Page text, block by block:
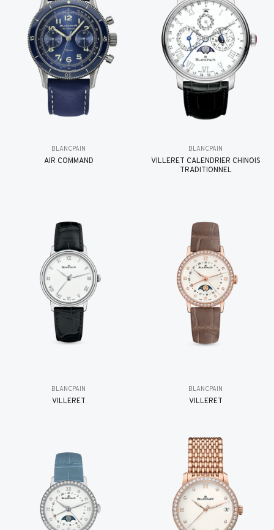
BLANCPAIN
AIR COMMAND
BLANCPAIN
VILLERET CALENDRIER CHINOIS
TRADITIONNEL
BLANCPAIN
VILLERET
BLANCPAIN
VILLERET